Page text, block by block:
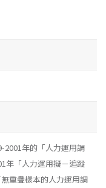
2001年的「人力運用調
年「人力運用擬－追蹤
重疊樣本的人力運用調